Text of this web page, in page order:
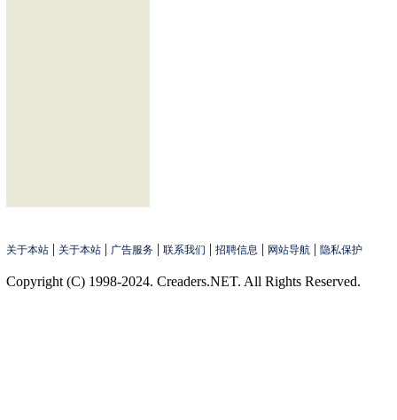
关于本站 | 关于本站 | 广告服务 | 联系我们 | 招聘信息 | 网站导航 | 隐私保护
Copyright (C) 1998-2024. Creaders.NET. All Rights Reserved.